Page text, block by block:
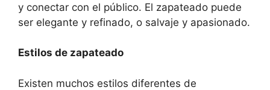
y conectar con el público. El zapateado puede
ser elegante y refinado, o salvaje y apasionado.
Estilos de zapateado
Existen muchos estilos diferentes de